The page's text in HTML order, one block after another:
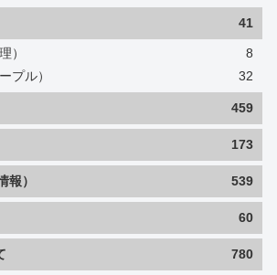
41
）
8
プル）
32
459
173
） 539
60
780